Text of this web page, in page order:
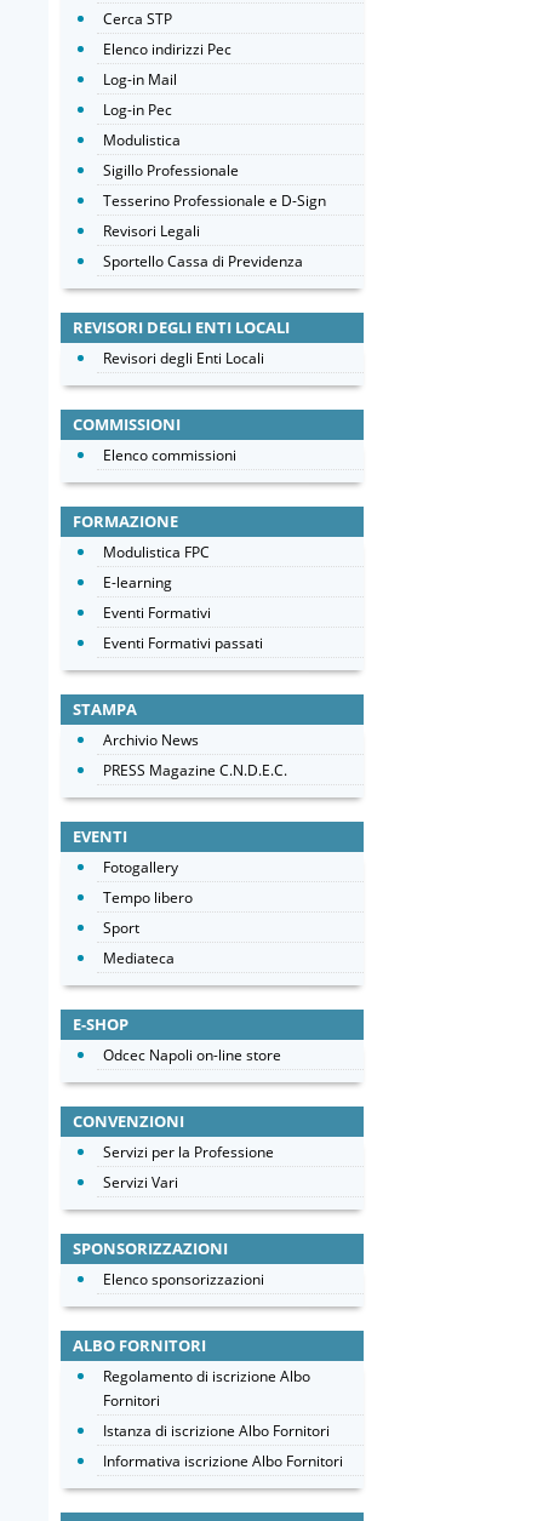
Cerca STP
Elenco indirizzi Pec
Log-in Mail
Log-in Pec
Modulistica
Sigillo Professionale
Tesserino Professionale e D-Sign
Revisori Legali
Sportello Cassa di Previdenza
REVISORI DEGLI ENTI LOCALI
Revisori degli Enti Locali
COMMISSIONI
Elenco commissioni
FORMAZIONE
Modulistica FPC
E-learning
Eventi Formativi
Eventi Formativi passati
STAMPA
Archivio News
PRESS Magazine C.N.D.E.C.
EVENTI
Fotogallery
Tempo libero
Sport
Mediateca
E-SHOP
Odcec Napoli on-line store
CONVENZIONI
Servizi per la Professione
Servizi Vari
SPONSORIZZAZIONI
Elenco sponsorizzazioni
ALBO FORNITORI
Regolamento di iscrizione Albo
Fornitori
Istanza di iscrizione Albo Fornitori
Informativa iscrizione Albo Fornitori